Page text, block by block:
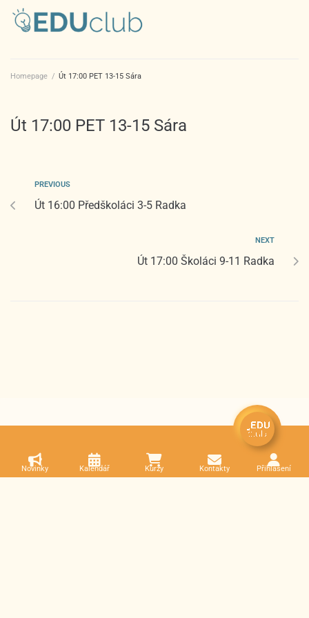
Homepage / Út 17:00 PET 13-15 Sára
Út 17:00 PET 13-15 Sára
PREVIOUS
Út 16:00 Předškoláci 3-5 Radka
NEXT
Út 17:00 Školáci 9-11 Radka
Novinky Kalendář Kurzy Kontakty Přihlášení